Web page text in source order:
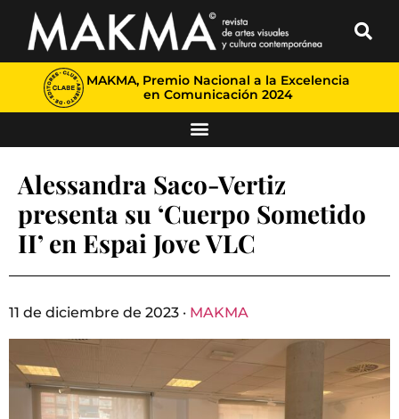
MAKMA, Premio Nacional a la Excelencia
en Comunicación 2024
Alessandra Saco-Vertiz
presenta su ‘Cuerpo Sometido
II’ en Espai Jove VLC
11 de diciembre de 2023 · MAKMA